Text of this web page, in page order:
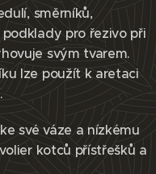
směrníků,
pro řezivo při
svým tvarem.
lze použít k aretaci
své váze a nízkému
kotců přístřešků a